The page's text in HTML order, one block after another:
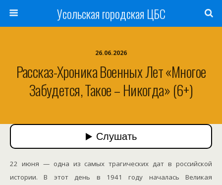
Усольская городская ЦБС
26.06.2026
Рассказ-Хроника Военных Лет «Многое
Забудется, Такое – Никогда» (6+)
22 июня — одна из самых трагических дат в российской
истории. В этот день в 1941 году началась Великая